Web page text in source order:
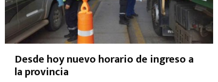
Desde hoy nuevo horario de ingreso a
la provincia